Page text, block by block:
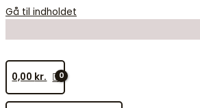
Gå til indholdet
0,00 kr.